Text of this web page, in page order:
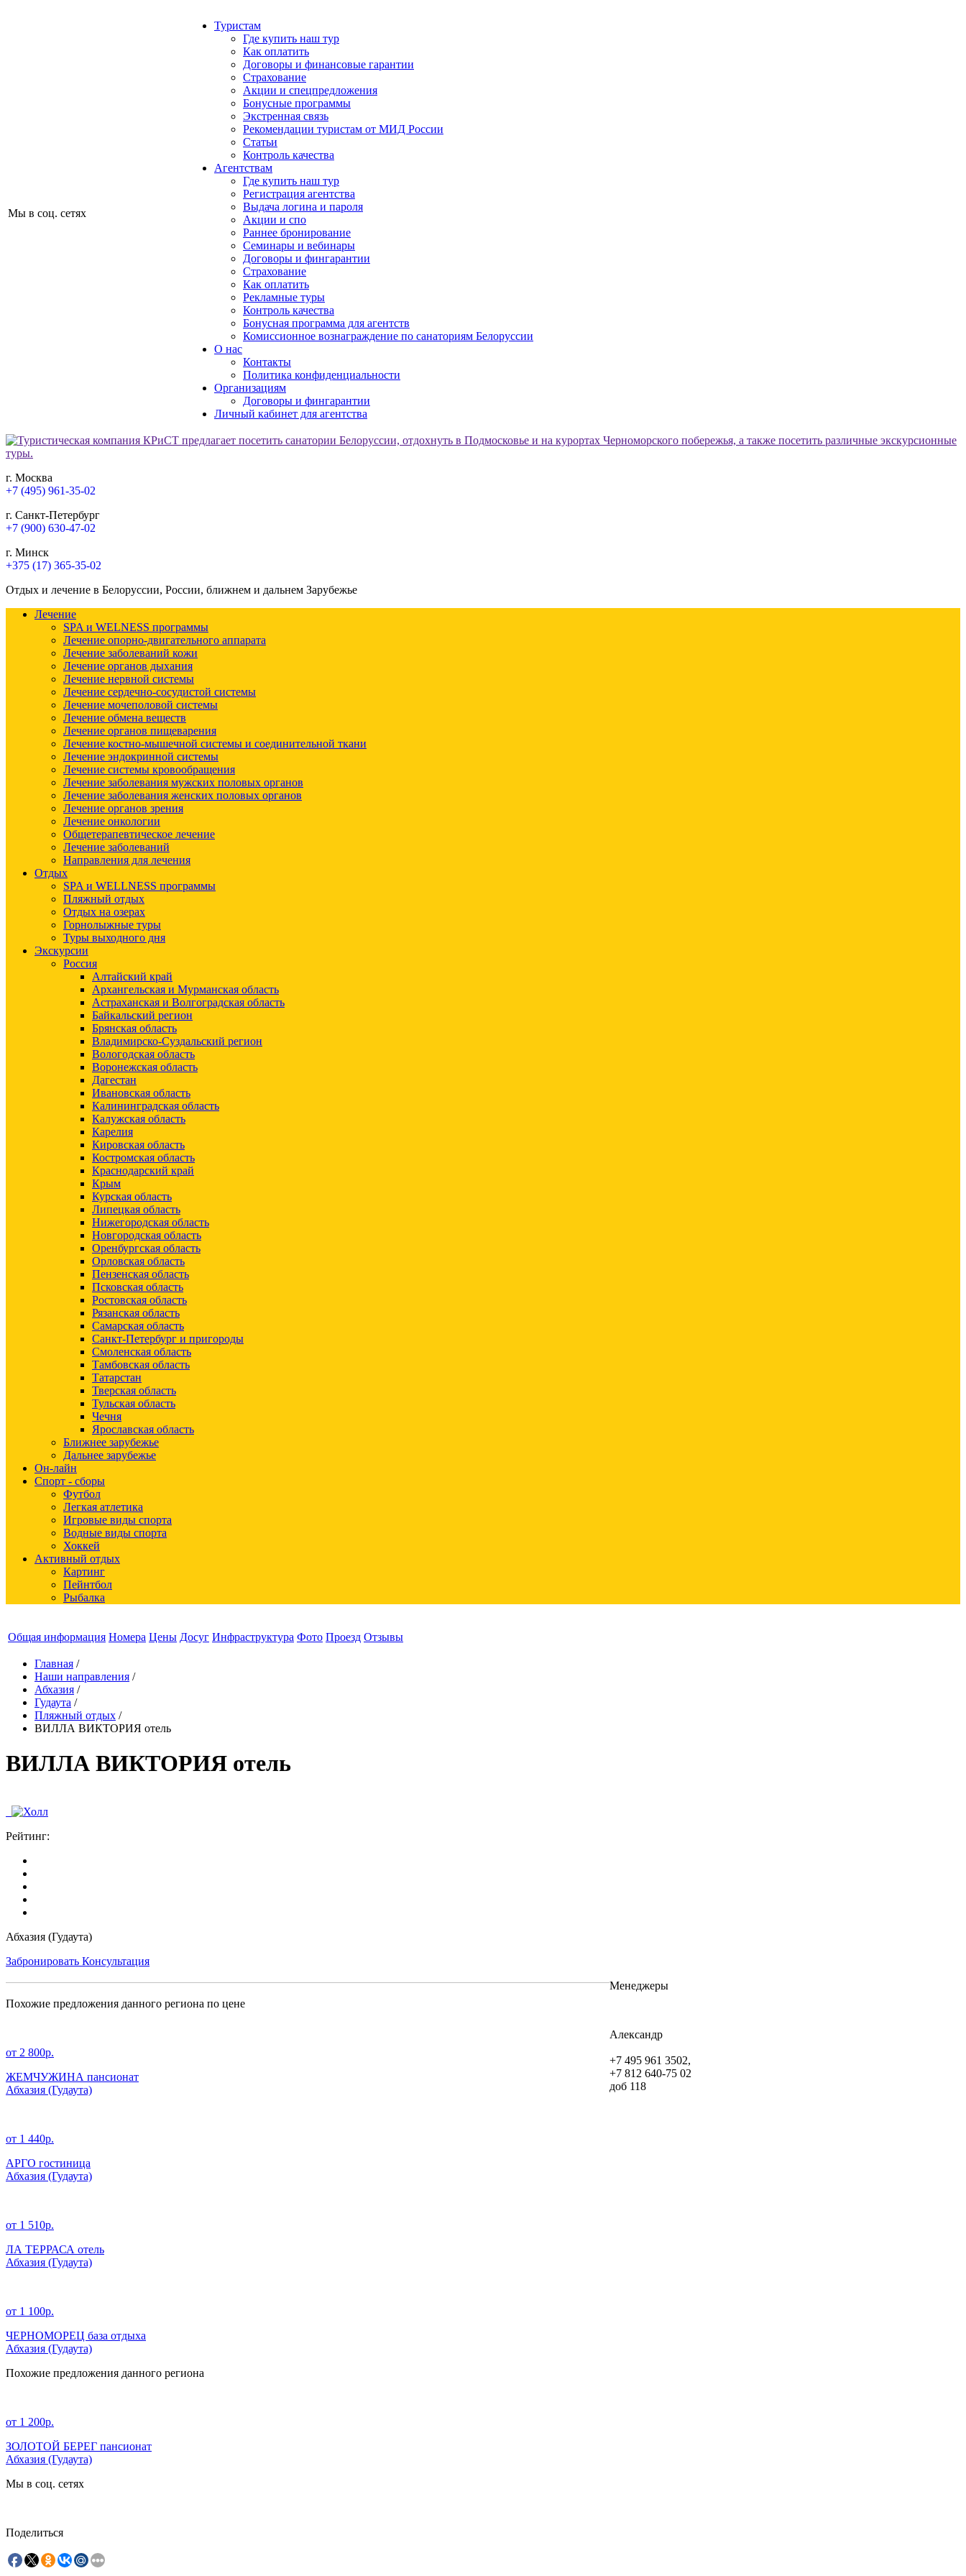
Мы в соц. сетях
Туристам
Где купить наш тур
Как оплатить
Договоры и финансовые гарантии
Страхование
Акции и спецпредложения
Бонусные программы
Экстренная связь
Рекомендации туристам от МИД России
Статьи
Контроль качества
Агентствам
Где купить наш тур
Регистрация агентства
Выдача логина и пароля
Акции и спо
Раннее бронирование
Семинары и вебинары
Договоры и фингарантии
Страхование
Как оплатить
Рекламные туры
Контроль качества
Бонусная программа для агентств
Комиссионное вознаграждение по санаториям Белоруссии
О нас
Контакты
Политика конфиденциальности
Организациям
Договоры и фингарантии
Личный кабинет для агентства
г. Москва
+7 (495) 961-35-02
г. Санкт-Петербург
+7 (900) 630-47-02
г. Минск
+375 (17) 365-35-02
Отдых и лечение в Белоруссии, России, ближнем и дальнем Зарубежье
Лечение
SPA и WELNESS программы
Лечение опорно-двигательного аппарата
Лечение заболеваний кожи
Лечение органов дыхания
Лечение нервной системы
Лечение сердечно-сосудистой системы
Лечение мочеполовой системы
Лечение обмена веществ
Лечение органов пищеварения
Лечение костно-мышечной системы и соединительной ткани
Лечение эндокринной системы
Лечение системы кровообращения
Лечение заболевания мужских половых органов
Лечение заболевания женских половых органов
Лечение органов зрения
Лечение онкологии
Общетерапевтическое лечение
Лечение заболеваний
Направления для лечения
Отдых
SPA и WELLNESS программы
Пляжный отдых
Отдых на озерах
Горнолыжные туры
Туры выходного дня
Экскурсии
Россия
Алтайский край
Архангельская и Мурманская область
Астраханская и Волгоградская область
Байкальский регион
Брянская область
Владимирско-Суздальский регион
Вологодская область
Воронежская область
Дагестан
Ивановская область
Калининградская область
Калужская область
Карелия
Кировская область
Костромская область
Краснодарский край
Крым
Курская область
Липецкая область
Нижегородская область
Новгородская область
Оренбургская область
Орловская область
Пензенская область
Псковская область
Ростовская область
Рязанская область
Самарская область
Санкт-Петербург и пригороды
Смоленская область
Тамбовская область
Татарстан
Тверская область
Тульская область
Чечня
Ярославская область
Ближнее зарубежье
Дальнее зарубежье
Он-лайн
Спорт - сборы
Футбол
Легкая атлетика
Игровые виды спорта
Водные виды спорта
Хоккей
Активный отдых
Картинг
Пейнтбол
Рыбалка
Общая информация Номера Цены Досуг Инфраструктура Фото Проезд Отзывы
Главная /
Наши направления /
Абхазия /
Гудаута /
Пляжный отдых /
ВИЛЛА ВИКТОРИЯ отель
ВИЛЛА ВИКТОРИЯ отель
Рейтинг:
Абхазия (Гудаута)
Забронировать Консультация
Менеджеры
Александр
+7 495 961 3502,
+7 812 640-75 02
доб 118
Похожие предложения данного региона по цене
от 2 800р.
ЖЕМЧУЖИНА пансионат
Абхазия (Гудаута)
от 1 440р.
АРГО гостиница
Абхазия (Гудаута)
от 1 510р.
ЛА ТЕРРАСА отель
Абхазия (Гудаута)
от 1 100р.
ЧЕРНОМОРЕЦ база отдыха
Абхазия (Гудаута)
Похожие предложения данного региона
от 1 200р.
ЗОЛОТОЙ БЕРЕГ пансионат
Абхазия (Гудаута)
Мы в соц. сетях
Поделиться